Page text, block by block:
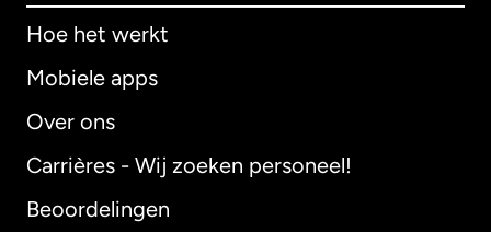
Hoe het werkt
Mobiele apps
Over ons
Carrières - Wij zoeken personeel!
Beoordelingen